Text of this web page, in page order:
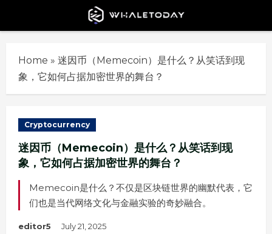
Home » 迷因币（Memecoin）是什么？从笑话到现
象，它如何占据加密世界的舞台？
Cryptocurrency
迷因币（Memecoin）是什么？从笑话到现
象，它如何占据加密世界的舞台？
Memecoin是什么？不仅是区块链世界的幽默代表，它
们也是当代网络文化与金融实验的奇妙融合。
editor5 July 21, 2025